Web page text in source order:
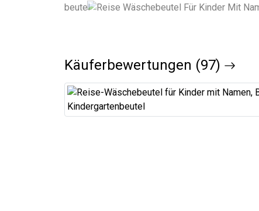
Käuferbewertungen (97)